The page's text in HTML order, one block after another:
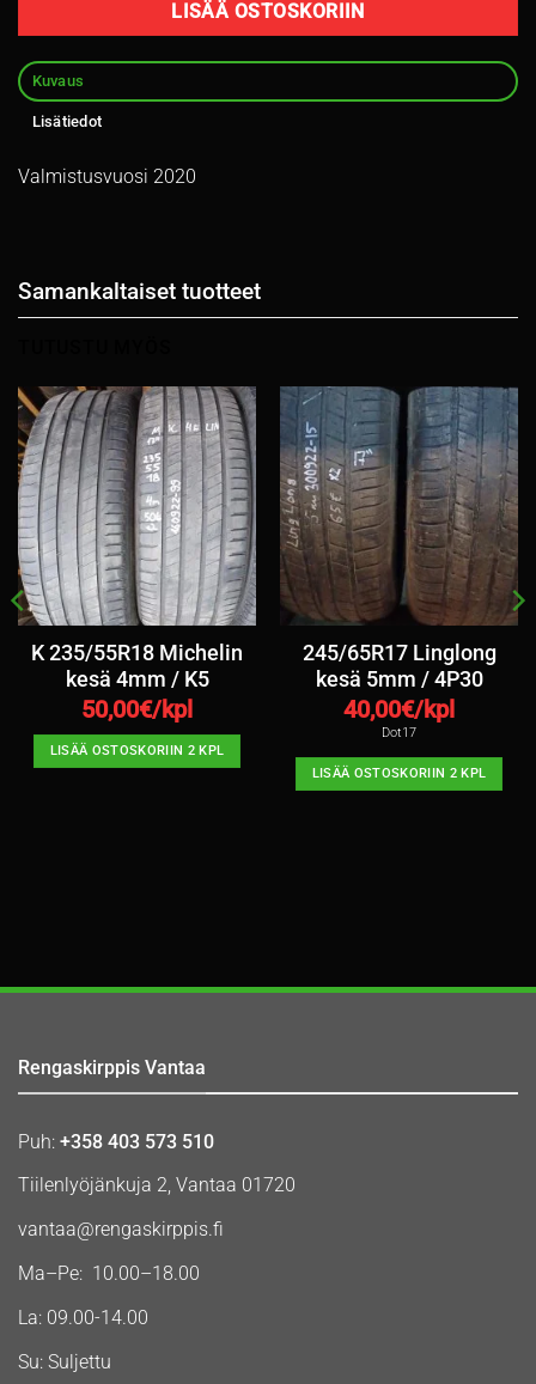
LISÄÄ OSTOSKORIIN
Kuvaus
Lisätiedot
Valmistusvuosi 2020
Samankaltaiset tuotteet
K 235/55R18 Michelin
kesä 4mm / K5
50,00€/kpl
LISÄÄ OSTOSKORIIN 2 KPL
245/65R17 Linglong
kesä 5mm / 4P30
40,00€/kpl
Dot17
LISÄÄ OSTOSKORIIN 2 KPL
Rengaskirppis Vantaa
Puh: +358 403 573 510
Tiilenlyöjänkuja 2, Vantaa 01720
vantaa@rengaskirppis.fi
Ma–Pe: 10.00–18.00
La: 09.00-14.00
Su: Suljettu